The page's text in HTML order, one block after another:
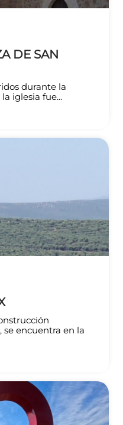
DE SAN
durante la
iglesia fue...
se encuentra en la